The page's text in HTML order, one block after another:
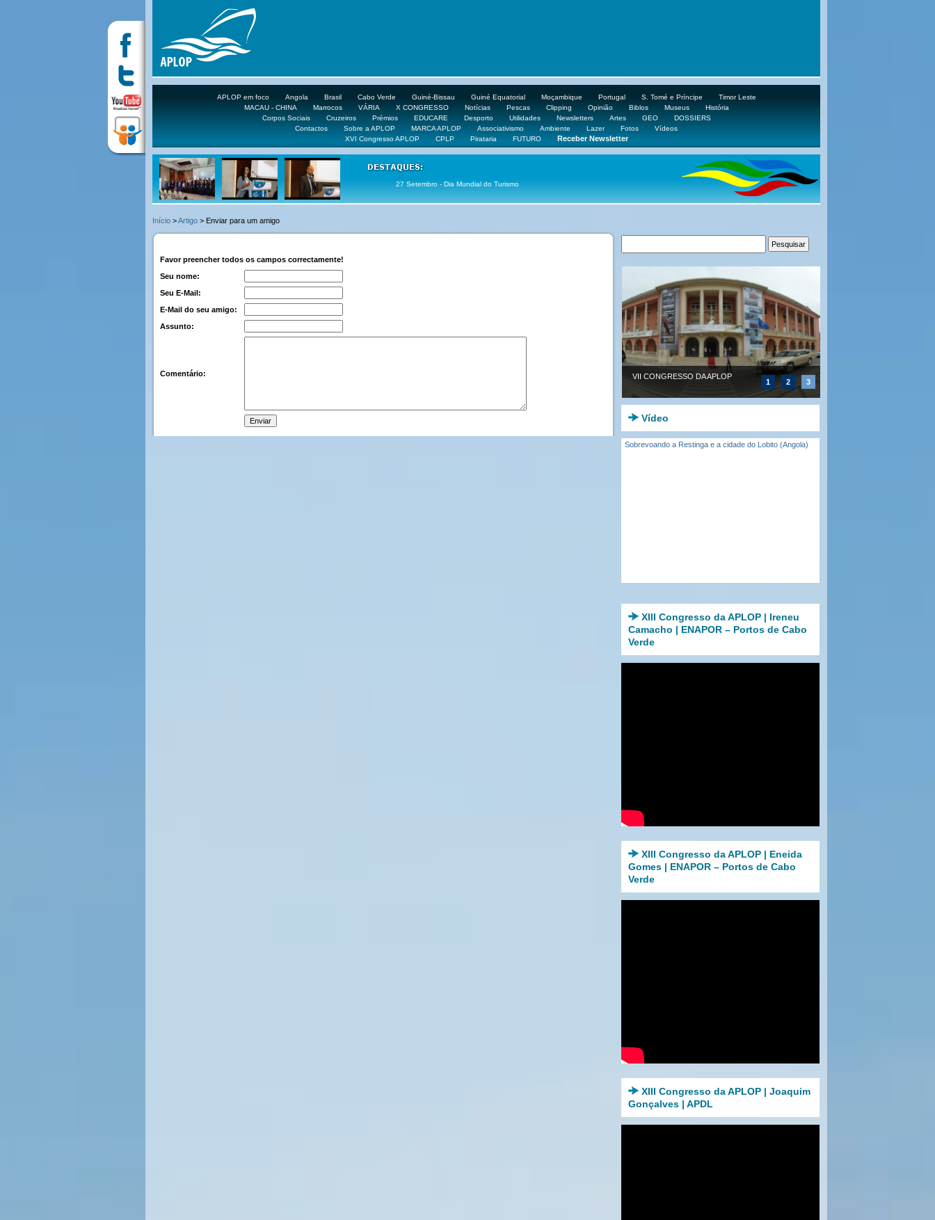
APLOP em foco Angola Brasil Cabo Verde Guiné-Bissau Guiné Equatorial Moçambique Portugal S. Tomé e Príncipe
Timor Leste
MACAU - CHINA
Marrocos VÁRIA X CONGRESSO Notícias Pescas Clipping Opinião Biblos Museus
História
Corpos Sociais
Cruzeiros Prémios EDUCARE Desporto Utilidades Newsletters Artes GEO
DOSSIERS
Contactos
Sobre a APLOP MARCA APLOP Associativismo Ambiente Lazer Fotos
Vídeos
XVI Congresso APLOP
CPLP Pirataria FUTURO Receber Newsletter
27 Setembro - Dia Mundial do Turismo
Início >Artigo > Enviar para um amigo
Favor preencher todos os campos correctamente!
Seu nome:
Seu E-Mail:
E-Mail do seu amigo:
Assunto:
Comentário: VII CONGRESSO DA APLOP
1 2 3
Vídeo
Sobrevoando a Restinga e a cidade do Lobito (Angola)
XIII Congresso da APLOP | Ireneu
Camacho | ENAPOR – Portos de Cabo
Verde
XIII Congresso da APLOP | Eneida
Gomes | ENAPOR – Portos de Cabo
Verde
XIII Congresso da APLOP | Joaquim
Gonçalves | APDL